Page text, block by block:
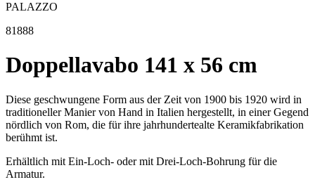
PALAZZO
81888
Doppellavabo 141 x 56 cm
Diese geschwungene Form aus der Zeit von 1900 bis 1920 wird in
traditioneller Manier von Hand in Italien hergestellt, in einer Gegend
nördlich von Rom, die für ihre jahrhundertealte Keramikfabrikation
berühmt ist.
Erhältlich mit Ein-Loch- oder mit Drei-Loch-Bohrung für die
Armatur.